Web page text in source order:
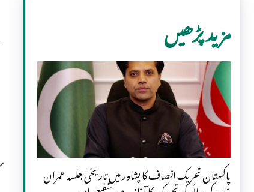
مزید پڑھیں
پاکستان تحریک انصاف کا پشاور میں تاریخی جلسہ عمران